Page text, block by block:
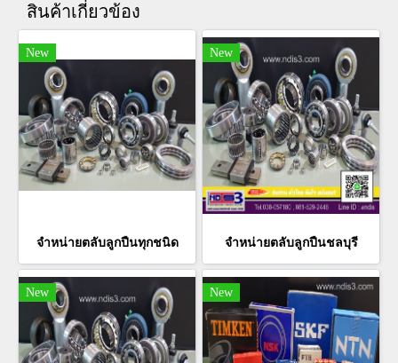
สินค้าเกี่ยวข้อง
New
จำหน่ายตลับลูกปืนทุกชนิด
New
จำหน่ายตลับลูกปืนชลบุรี
New New